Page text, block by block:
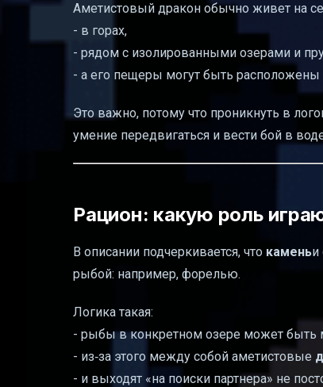
Аметистовый дракон обычно живет на
- в горах,
- рядом с изолированными озерами и
- а его пещеры могут быть
Это важно, потому что проникнуть в
умение передвигаться и вести бой в
Рацион: какую роль
В описании подчеркивается, что каменьи
рыбой: например, форелью.
Логика такая:
- рыбы в конкретном озере может быть
- из‑за этого между собой аметистовые
- и выходят «на поиски партнера» не